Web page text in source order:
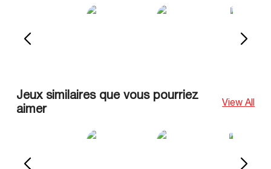
Jeux similaires que vous pourriez
aimer
View All